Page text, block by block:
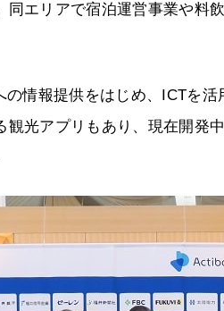
同エリアで宿泊運営事業や料
の情報提供をはじめ、ICTを
観光アプリもあり、現在開発